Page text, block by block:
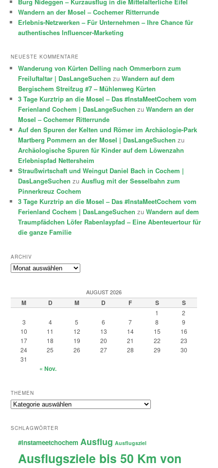
Wandern an der Mosel – Cochemer Ritterrunde
Erlebnis-Netzwerken – Für Unternehmen – Ihre Chance für
authentisches Influencer-Marketing
NEUESTE KOMMENTARE
Wanderung von Kürten Delling nach Ommerborn zum
Freiluftaltar | DasLangeSuchen zuWandern auf dem
Bergischem Streifzug #7 – Mühlenweg Kürten
3 Tage Kurztrip an die Mosel – Das #InstaMeetCochem vom
Ferienland Cochem | DasLangeSuchen zuWandern an der
Mosel – Cochemer Ritterrunde
Auf den Spuren der Kelten und Römer im Archäologie-Park
Martberg Pommern an der Mosel | DasLangeSuchen zu
Archäologische Spuren für Kinder auf dem Löwenzahn
Erlebnispfad Nettersheim
Straußwirtschaft und Weingut Daniel Bach in Cochem |
DasLangeSuchen zuAusflug mit der Sesselbahn zum
Pinnerkreuz Cochem
3 Tage Kurztrip an die Mosel – Das #InstaMeetCochem vom
Ferienland Cochem | DasLangeSuchen zuWandern auf dem
Traumpfädchen Löfer Rabenlaypfad – Eine Abenteuertour für
die ganze Familie
ARCHIV
Archiv
AUGUST 2026
M D M D F S S
1
2
3
4 5 6 7 8
9
10
11 12 13 14 15
16
17
18 19 20 21 22
23
24
25 26 27 28 29
30
31
« Nov.
THEMEN
Themen
SCHLAGWÖRTER
#instameetchochem Ausflug Ausflugsziel
Ausflugsziele bis 50 Km von